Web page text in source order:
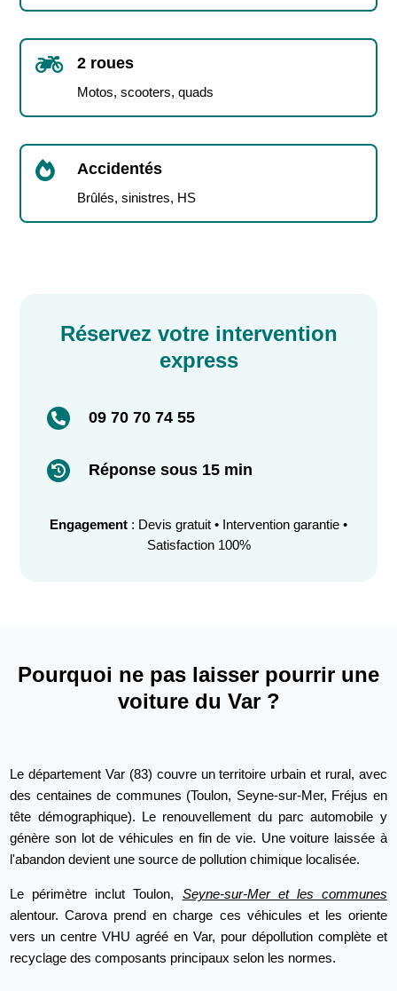
 2 roues
Motos, scooters, quads
 Accidentés
Brûlés, sinistres, HS
Réservez votre intervention
express
 09 70 70 74 55
 Réponse sous 15 min
Engagement : Devis gratuit • Intervention garantie •
Satisfaction 100%
Pourquoi ne pas laisser pourrir une
voiture du Var ?
Le département Var (83) couvre un territoire urbain et rural, avec
des centaines de communes (Toulon, Seyne-sur-Mer, Fréjus en
tête démographique). Le renouvellement du parc automobile y
génère son lot de véhicules en fin de vie. Une voiture laissée à
l'abandon devient une source de pollution chimique localisée.
Le périmètre inclut Toulon, Seyne-sur-Mer et les communes
alentour. Carova prend en charge ces véhicules et les oriente
vers un centre VHU agréé en Var, pour dépollution complète et
recyclage des composants principaux selon les normes.